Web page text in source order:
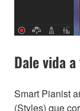
Dale vida
Smart Pianist
(Styles) que